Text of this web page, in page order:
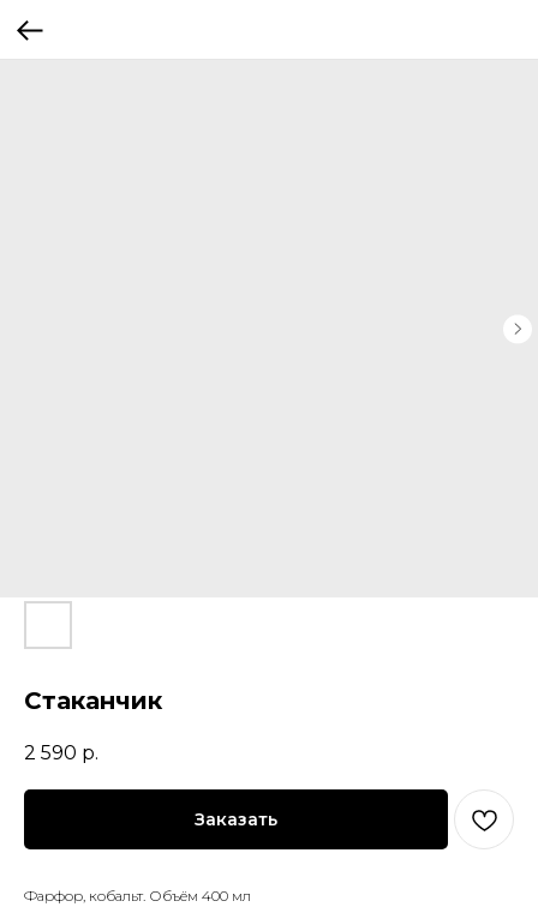
Стаканчик
2 590 р.
Заказать
Фарфор, кобальт. Объём 400 мл